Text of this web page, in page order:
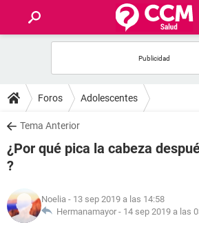
FOROS
SALUD
FAMILIA
NUTRICIÓN
Foros Adolescentes
Tema Anterior
¿Por qué pica la cabeza
?
Noelia - 13 sep 2019 a las 14:58
Hermanamayor - 14 sep 2019 a las